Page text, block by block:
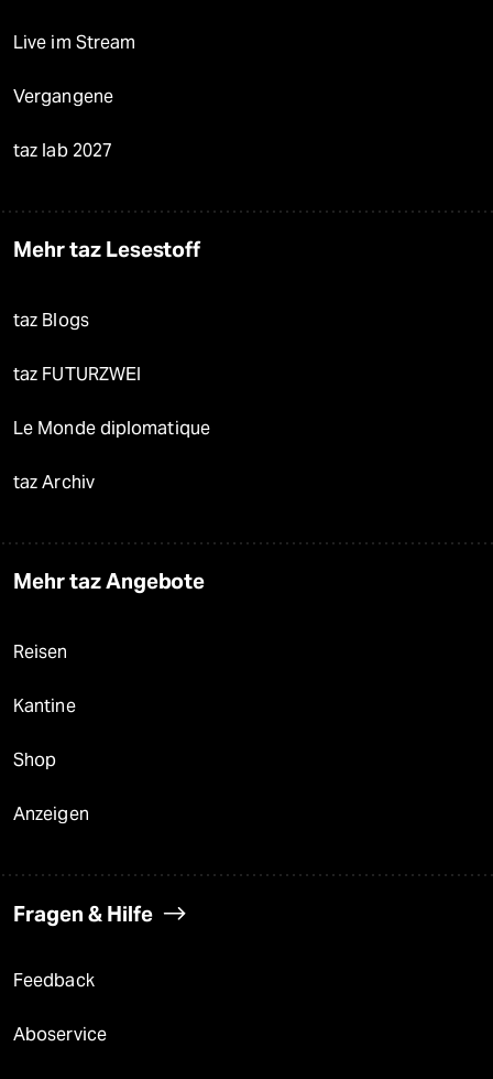
Live im Stream
Vergangene
taz lab 2027
Mehr taz Lesestoff
taz Blogs
taz FUTURZWEI
Le Monde diplomatique
taz Archiv
Mehr taz Angebote
Reisen
Kantine
Shop
Anzeigen
Fragen & Hilfe
Feedback
Aboservice